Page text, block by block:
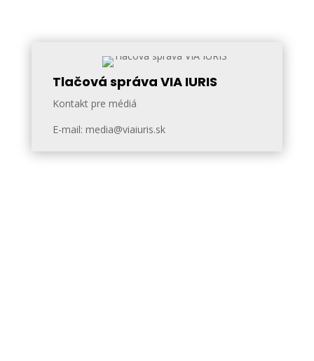
Tlačová správa VIA IURIS
Kontakt pre médiá
E-mail: media@viaiuris.sk